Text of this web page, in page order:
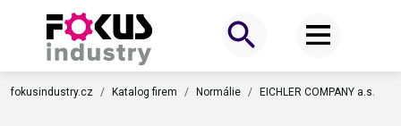
fokusindustry.cz Katalog firem Normálie EICHLER COMPANY a.s.